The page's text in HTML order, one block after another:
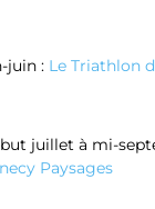
juin : Le Triathlon
juillet à mi-
Paysages